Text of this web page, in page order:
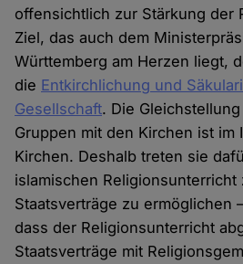
offensichtlich zur Stärkung der
Ziel, das auch dem
Württemberg am Herzen liegt,
die Entkirchlichung und
Gesellschaft. Die
Gruppen mit den Kirchen ist im
Kirchen. Deshalb treten sie
islamischen
Staatsverträge zu ermöglichen
dass der Religionsunterricht
Staatsverträge mit